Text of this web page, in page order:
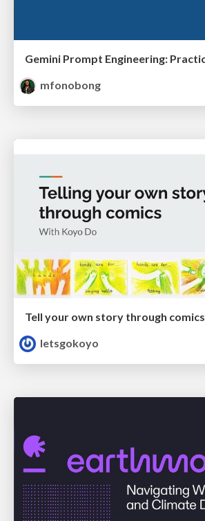
mfonobong
Tell your own story through comics
letsgokoyo